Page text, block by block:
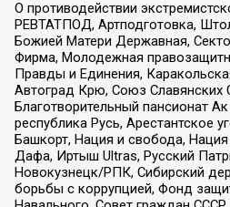
О противодействии
РЕВТАТПОД, Артподготовка,
Божией Матери Державная,
Фирма, Молодежная
Правды и Единения,
Автоград Крю, Союз Славянских
Благотворительный пансионат
республика Русь, Арестантское
Башкорт, Нация и свобода, Нация
Дафа, Иртыш Ultras, Русский
Новокузнецк/РПК, Сибирский
борьбы с коррупцией, Фонд